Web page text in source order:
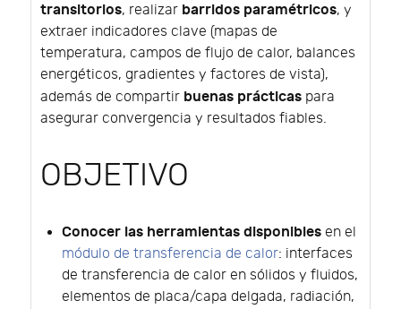
transitorios, realizar barridos paramétricos, y
extraer indicadores clave (mapas de
temperatura, campos de flujo de calor, balances
energéticos, gradientes y factores de vista),
además de compartir buenas prácticas para
asegurar convergencia y resultados fiables.
OBJETIVO
Conocer las herramientas disponibles en el
módulo de transferencia de calor: interfaces
de transferencia de calor en sólidos y fluidos,
elementos de placa/capa delgada, radiación,